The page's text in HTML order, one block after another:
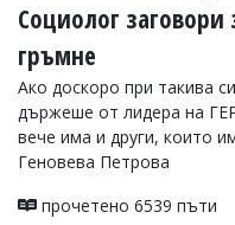
Социолог
гръмне
Ако доскоро при такива
държеше от лидера на
вече има и други, които
Геновева Петрова
прочетено 6539 пъти